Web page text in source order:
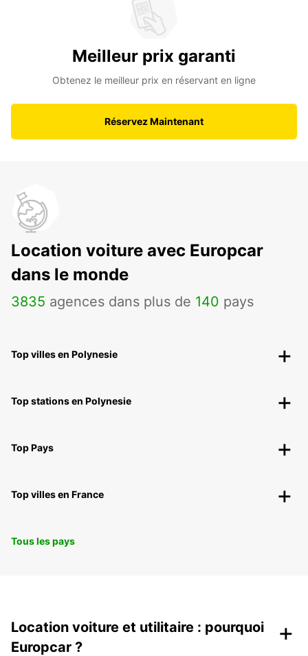
Meilleur prix garanti
Obtenez le meilleur prix en réservant en ligne
Réservez Maintenant
Location voiture avec Europcar
dans le monde
3835 agences dans plus de 140 pays
Top villes en Polynesie
Top stations en Polynesie
Top Pays
Top villes en France
Tous les pays
Location voiture et utilitaire : pourquoi
Europcar ?
+